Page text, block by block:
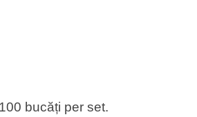
bucăți per set.